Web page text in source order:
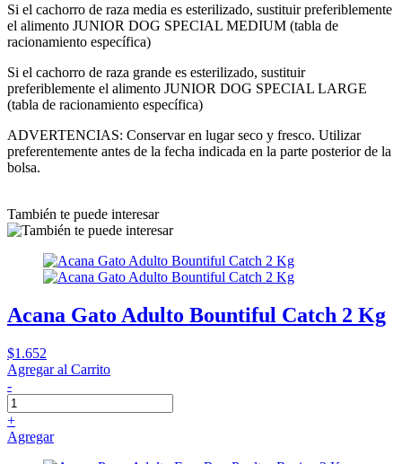
Si el cachorro de raza media es esterilizado, sustituir preferiblemente
el alimento JUNIOR DOG SPECIAL MEDIUM (tabla de
racionamiento específica)
Si el cachorro de raza grande es esterilizado, sustituir
preferiblemente el alimento JUNIOR DOG SPECIAL LARGE
(tabla de racionamiento específica)
ADVERTENCIAS: Conservar en lugar seco y fresco. Utilizar
preferentemente antes de la fecha indicada en la parte posterior de la
bolsa.
También te puede interesar
Acana Gato Adulto Bountiful Catch 2 Kg
$1.652
Agregar al Carrito
-
+
Agregar